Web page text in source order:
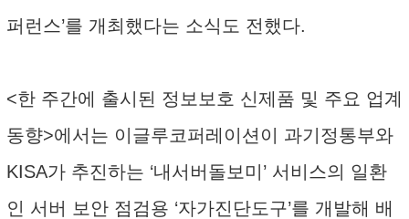
퍼런스’를 개최했다는 소식도 전했다.
<한 주간에 출시된 정보보호 신제품 및 주요 업계
동향>에서는 이글루코퍼레이션이 과기정통부와
KISA가 추진하는 ‘내서버돌보미’ 서비스의 일환
인 서버 보안 점검용 ‘자가진단도구’를 개발해 배